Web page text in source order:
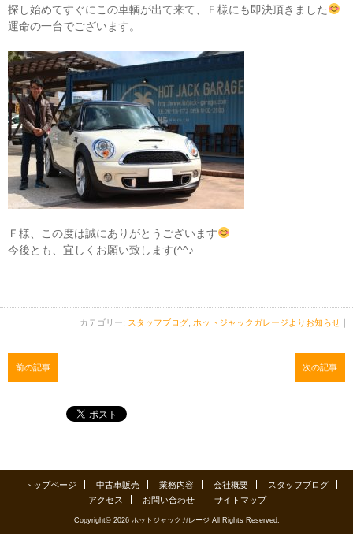
探し始めてすぐにこの車輌が出て来て、Ｆ様にも即決頂きました
運命の一台でございます。
Ｆ様、この度は誠にありがとうございます
今後とも、宜しくお願い致します(^^♪
カテゴリー: スタッフブログ ホットジャックガレージよりお知らせ ｜
前の記事 次の記事
トップページ 中古車販売 業務内容 会社概要
スタッフブログ
アクセス
お問い合わせ サイトマップ
Copyright© 2026 ホットジャックガレージ All Rights Reserved.